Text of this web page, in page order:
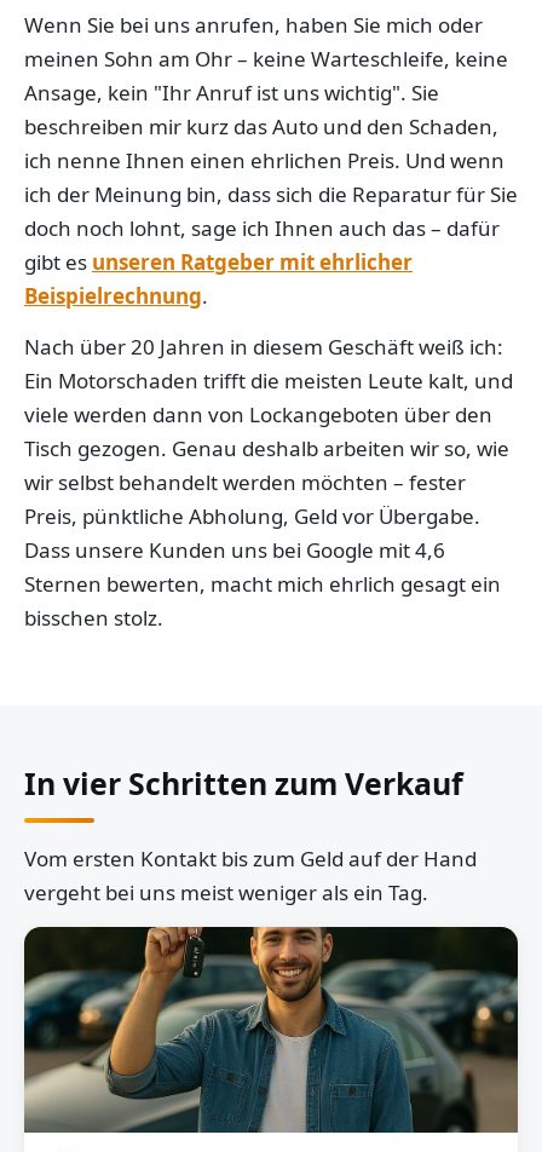
Wenn Sie bei uns anrufen, haben Sie mich oder
meinen Sohn am Ohr – keine Warteschleife, keine
Ansage, kein "Ihr Anruf ist uns wichtig". Sie
beschreiben mir kurz das Auto und den Schaden,
ich nenne Ihnen einen ehrlichen Preis. Und wenn
ich der Meinung bin, dass sich die Reparatur für Sie
doch noch lohnt, sage ich Ihnen auch das – dafür
gibt es unseren Ratgeber mit ehrlicher
Beispielrechnung.
Nach über 20 Jahren in diesem Geschäft weiß ich:
Ein Motorschaden trifft die meisten Leute kalt, und
viele werden dann von Lockangeboten über den
Tisch gezogen. Genau deshalb arbeiten wir so, wie
wir selbst behandelt werden möchten – fester
Preis, pünktliche Abholung, Geld vor Übergabe.
Dass unsere Kunden uns bei Google mit 4,6
Sternen bewerten, macht mich ehrlich gesagt ein
bisschen stolz.
In vier Schritten zum Verkauf
Vom ersten Kontakt bis zum Geld auf der Hand
vergeht bei uns meist weniger als ein Tag.